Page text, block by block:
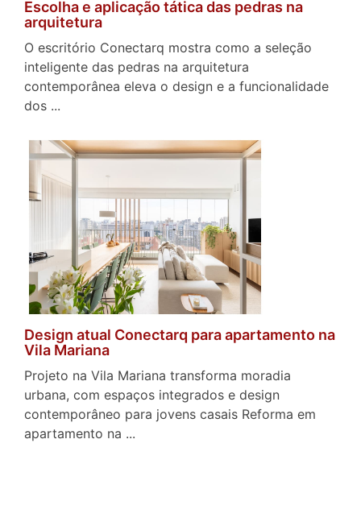
Escolha e aplicação tática das pedras na
arquitetura
O escritório Conectarq mostra como a seleção
inteligente das pedras na arquitetura
contemporânea eleva o design e a funcionalidade
dos ...
Design atual Conectarq para apartamento na
Vila Mariana
Projeto na Vila Mariana transforma moradia
urbana, com espaços integrados e design
contemporâneo para jovens casais Reforma em
apartamento na ...